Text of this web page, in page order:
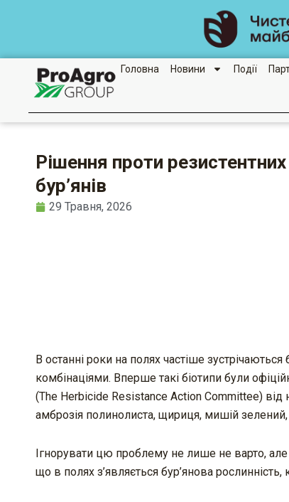
Головна Новини Події
Рішення проти резистентних
бур’янів
29 Травня, 2026
В останні роки на полях частіше
комбінаціями. Вперше такі біотипи були
(The Herbicide Resistance Action Committee) від
амброзія полинолиста, щириця, мишій
Ігнорувати цю проблему не лише не варто,
що в полях з’являється бур’янова